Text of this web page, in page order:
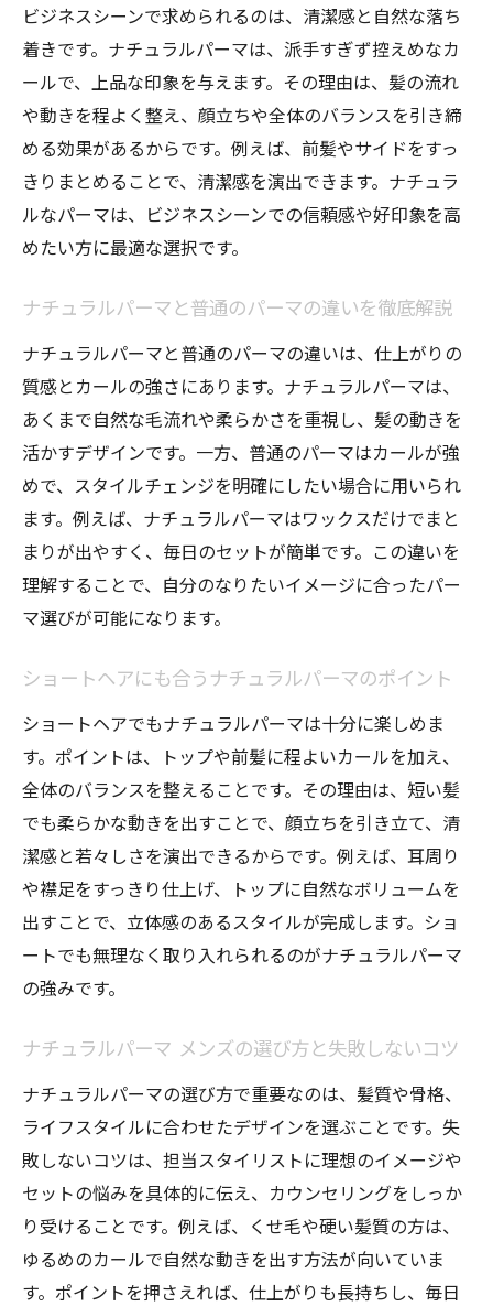
セットが苦手な方でも続くメンズパーマの
コツ
ビジネスにも合うナチュラルパーマの魅力解説
メンズパーマで叶えるビジネスシーン対応
のナチュラル感
ナチュラルパーマ メンズ ビジネスにおすす
めな理由
タイル
ゆるめビジネスパーマが与える好印象のポ
イント
規則が厳しい職場でも安心なナチュラルパ
ーマの選び方
ビジネス用メンズパーマの失敗しないデザ
イン提案
自然なカールが長持ちするケアの秘訣
ナチュラルカールを長持ちさせるメンズパ
ーマのケア方法
パーマ後に避けたいNG行為と正しいケアポ
髪のダメージを抑えるナチュラルパーマの
洗い方
メンズパーマは何日洗わないのが正解かを
自然なカールを保つための自宅ケア法まと
め
長持ちの秘訣！パーマ後の乾かし方と注意
点
ゆるめメンズパーマで作るナチュラルな洗
練ヘア
カールパーマ メンズ ゆるめの魅力と似合う
髪型
ナチュラルパーマ メンズ マッシュで旬の印
象を演出
ゆるめパーマが引き立つおすすめのスタイ
ビジネスシーンで求められるのは、清潔感と自然な落ち
着きです。ナチュラルパーマは、派手すぎず控えめなカ
ールで、上品な印象を与えます。その理由は、髪の流れ
や動きを程よく整え、顔立ちや全体のバランスを引き締
める効果があるからです。例えば、前髪やサイドをすっ
きりまとめることで、清潔感を演出できます。ナチュラ
ルなパーマは、ビジネスシーンでの信頼感や好印象を高
めたい方に最適な選択です。
ナチュラルパーマと普通のパーマの違いを徹底解説
ナチュラルパーマと普通のパーマの違いは、仕上がりの
質感とカールの強さにあります。ナチュラルパーマは、
あくまで自然な毛流れや柔らかさを重視し、髪の動きを
活かすデザインです。一方、普通のパーマはカールが強
めで、スタイルチェンジを明確にしたい場合に用いられ
ます。例えば、ナチュラルパーマはワックスだけでまと
まりが出やすく、毎日のセットが簡単です。この違いを
理解することで、自分のなりたいイメージに合ったパー
マ選びが可能になります。
ショートヘアにも合うナチュラルパーマのポイント
ショートヘアでもナチュラルパーマは十分に楽しめま
す。ポイントは、トップや前髪に程よいカールを加え、
全体のバランスを整えることです。その理由は、短い髪
でも柔らかな動きを出すことで、顔立ちを引き立て、清
潔感と若々しさを演出できるからです。例えば、耳周り
や襟足をすっきり仕上げ、トップに自然なボリュームを
出すことで、立体感のあるスタイルが完成します。ショ
ートでも無理なく取り入れられるのがナチュラルパーマ
の強みです。
ナチュラルパーマ メンズの選び方と失敗しないコツ
ナチュラルパーマの選び方で重要なのは、髪質や骨格、
ライフスタイルに合わせたデザインを選ぶことです。失
敗しないコツは、担当スタイリストに理想のイメージや
セットの悩みを具体的に伝え、カウンセリングをしっか
り受けることです。例えば、くせ毛や硬い髪質の方は、
ゆるめのカールで自然な動きを出す方法が向いていま
す。ポイントを押さえれば、仕上がりも長持ちし、毎日